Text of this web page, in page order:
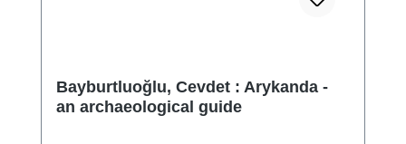
die Hafenbereiche und Küstenstrukturen der
antiken Küstensiedlungen in der Region
Kekova heute etwa zwei Meter unter Wasser.
Bayburtluoğlu, Cevdet : Arykanda -
an archaeological guide